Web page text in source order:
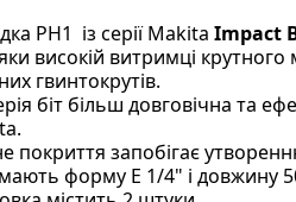
PH1 із серії Makita Impact
високій витримці
гвинтокрутів.
біт більш довговічна та
покриття запобігає
мають форму E 1/4" і довжину